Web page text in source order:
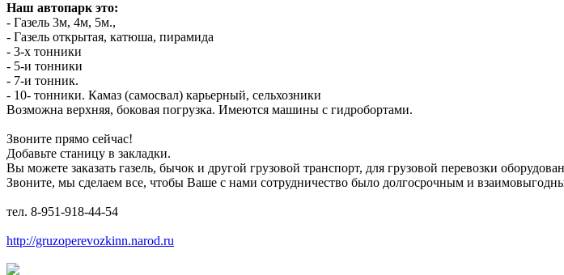
Наш автопарк это:
- Газель 3м, 4м, 5м.,
- Газель открытая, катюша, пирамида
- 3-х тонники
- 5-и тонники
- 7-и тонник.
- 10- тонники. Камаз (самосвал) карьерный, сельхозники
Возможна верхняя, боковая погрузка. Имеются машины с гидробортами.
Звоните прямо сейчас!
Добавьте станицу в закладки.
Вы можете заказать газель, бычок и другой грузовой транспорт, для грузовой перевозки
Звоните, мы сделаем все, чтобы Ваше с нами сотрудничество было долгосрочным и
тел. 8-951-918-44-54
http://gruzoperevozkinn.narod.ru